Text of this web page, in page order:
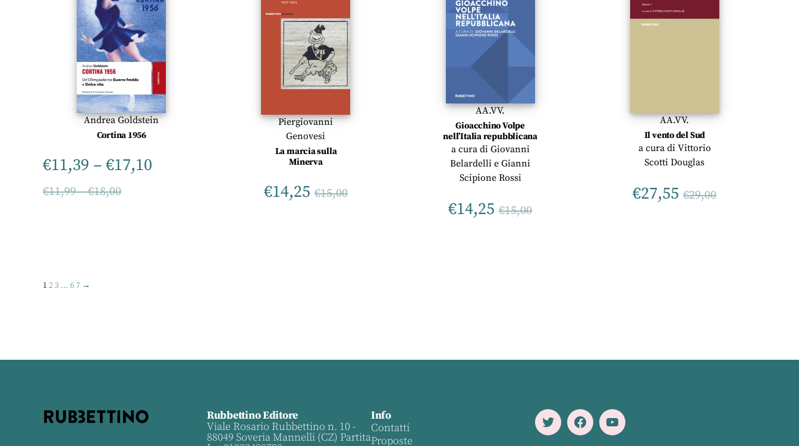
Andrea Goldstein
Cortina 1956
€11,39 – €17,10
€11,99–€18,00
Piergiovanni
Genovesi
La marcia sulla
Minerva
€14,25 €15,00
AA.VV.
Gioacchino Volpe
nell’Italia repubblicana
a cura di Giovanni
Belardelli eGianni
Scipione Rossi
€14,25 €15,00
AA.VV.
Il vento del Sud
a cura di Vittorio
Scotti Douglas
€27,55 €29,00
123 … 67 →
Rubbettino Editore
Viale Rosario Rubbettino n. 10 -
88049 Soveria Mannelli (CZ) Partita
Info
Contatti
Proposte
TwitterFacebookYoutube